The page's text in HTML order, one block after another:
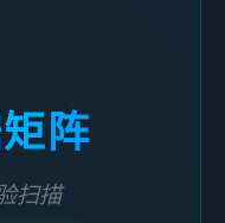
阵
扫描